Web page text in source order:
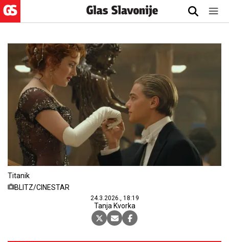
Titanik
BLITZ/CINESTAR
24.3.2026., 18:19
Tanja Kvorka